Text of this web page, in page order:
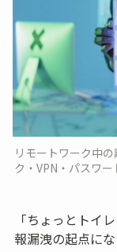
リモートワーク中
ク・VPN・パスワ
「ちょっとトイ
報漏洩の起点にな